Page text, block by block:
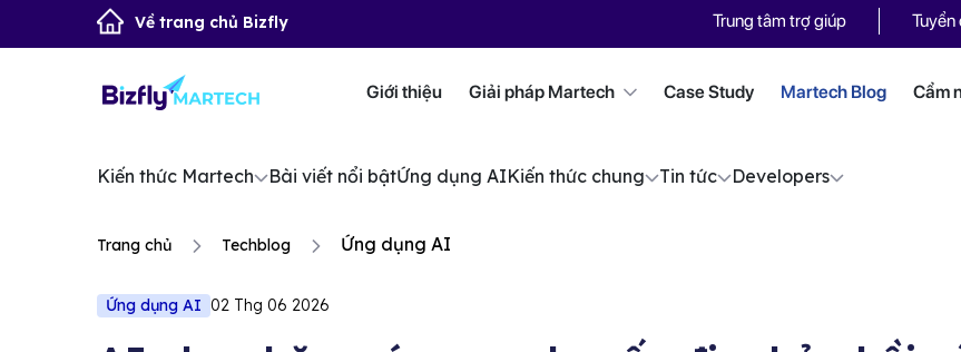
Về trang chủ Bizfly Trung tâm trợ giúp Tuyển
Giới thiệu Giải pháp Martech Case Study Martech Blog Cẩm
Kiến thức Martech Bài viết nổi bậtỨng dụng AIKiến thức chung Tin tức Developers
Trang chủ Techblog Ứng dụng AI
Ứng dụng AI 02 Thg 06 2026